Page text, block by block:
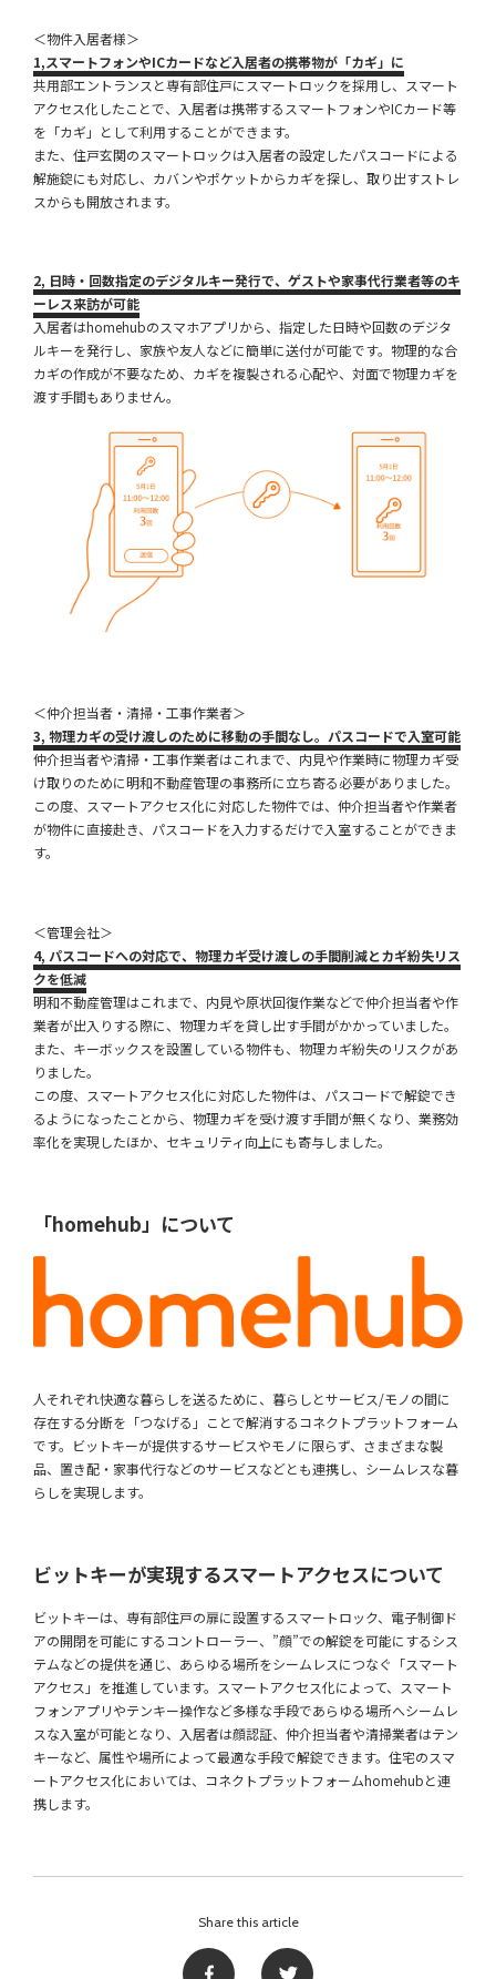
＜物件入居者様＞
1,スマートフォンやICカードなど入居者の携帯物が「カギ」に
共用部エントランスと専有部住戸にスマートロックを採用し、スマート
アクセス化したことで、入居者は携帯するスマートフォンやICカード等
を「カギ」として利用することができます。
また、住戸玄関のスマートロックは入居者の設定したパスコードによる
解施錠にも対応し、カバンやポケットからカギを探し、取り出すストレ
スからも開放されます。
2, 日時・回数指定のデジタルキー発行で、ゲストや家事代行業者等のキ
ーレス来訪が可能
入居者はhomehubのスマホアプリから、指定した日時や回数のデジタ
ルキーを発行し、家族や友人などに簡単に送付が可能です。物理的な合
カギの作成が不要なため、カギを複製される心配や、対面で物理カギを
渡す手間もありません。
＜仲介担当者・清掃・工事作業者＞
3, 物理カギの受け渡しのために移動の手間なし。パスコードで入室可能
仲介担当者や清掃・工事作業者はこれまで、内見や作業時に物理カギ受
け取りのために明和不動産管理の事務所に立ち寄る必要がありました。
この度、スマートアクセス化に対応した物件では、仲介担当者や作業者
が物件に直接赴き、パスコードを入力するだけで入室することができま
す。
＜管理会社＞
4, パスコードへの対応で、物理カギ受け渡しの手間削減とカギ紛失リス
クを低減
明和不動産管理はこれまで、内見や原状回復作業などで仲介担当者や作
業者が出入りする際に、物理カギを貸し出す手間がかかっていました。
また、キーボックスを設置している物件も、物理カギ紛失のリスクがあ
りました。
この度、スマートアクセス化に対応した物件は、パスコードで解錠でき
るようになったことから、物理カギを受け渡す手間が無くなり、業務効
率化を実現したほか、セキュリティ向上にも寄与しました。
「homehub」について
人それぞれ快適な暮らしを送るために、暮らしとサービス/モノの間に
存在する分断を「つなげる」ことで解消するコネクトプラットフォーム
です。ビットキーが提供するサービスやモノに限らず、さまざまな製
品、置き配・家事代行などのサービスなどとも連携し、シームレスな暮
らしを実現します。
ビットキーが実現するスマートアクセスについて
ビットキーは、専有部住戸の扉に設置するスマートロック、電子制御ド
アの開閉を可能にするコントローラー、”顔”での解錠を可能にするシス
テムなどの提供を通じ、あらゆる場所をシームレスにつなぐ「スマート
アクセス」を推進しています。スマートアクセス化によって、スマート
フォンアプリやテンキー操作など多様な手段であらゆる場所へシームレ
スな入室が可能となり、入居者は顔認証、仲介担当者や清掃業者はテン
キーなど、属性や場所によって最適な手段で解錠できます。住宅のスマ
ートアクセス化においては、コネクトプラットフォームhomehubと連
携します。
Share this article